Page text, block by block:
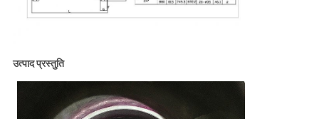
उत्पाद प्रस्तुति